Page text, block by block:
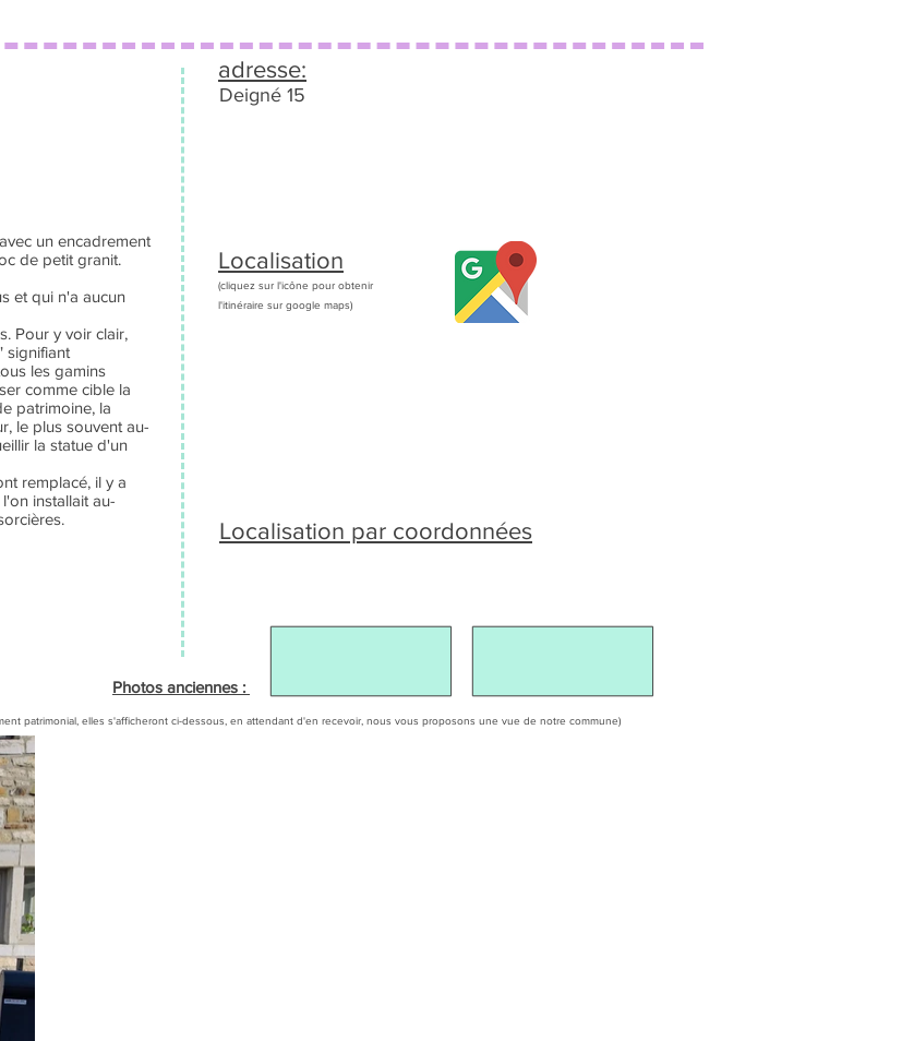
adresse:
Deigné 15
un encadrement
de petit granit.
et qui n'a aucun
Pour y voir clair,
signifiant
les gamins
comme cible la
patrimoine, la
le plus souvent au-
la statue d'un
remplacé, il y a
installait au-
Localisation
(cliquez sur l'icône pour obtenir
l'itinéraire sur google maps)
Localisation par coordonnées
Photos anciennes :
patrimonial, elles s'afficheront ci-dessous, en attendant d'en recevoir, nous vous proposons une vue de notre commune)